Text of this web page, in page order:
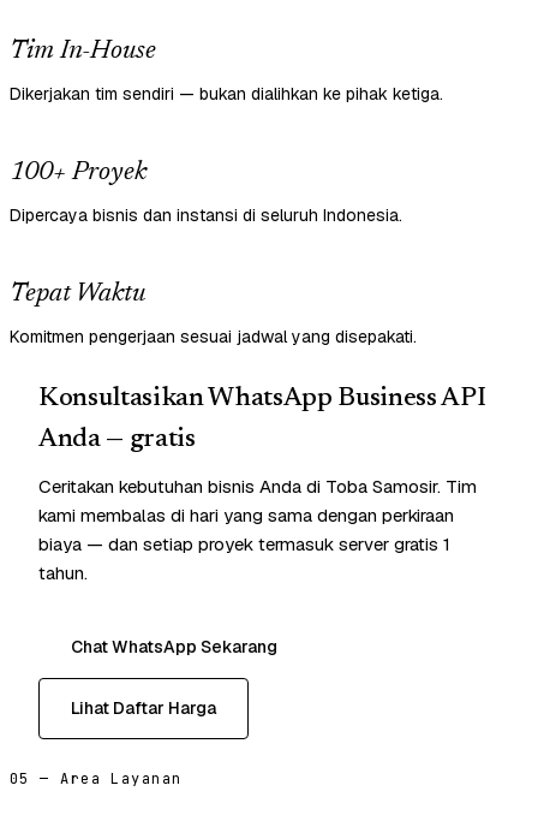
Tim In-House
Dikerjakan tim sendiri — bukan dialihkan ke pihak ketiga.
100+ Proyek
Dipercaya bisnis dan instansi di seluruh Indonesia.
Tepat Waktu
Komitmen pengerjaan sesuai jadwal yang disepakati.
Konsultasikan WhatsApp Business API
Anda — gratis
Ceritakan kebutuhan bisnis Anda di Toba Samosir. Tim
kami membalas di hari yang sama dengan perkiraan
biaya — dan setiap proyek termasuk server gratis 1
tahun.
Chat WhatsApp Sekarang
Lihat Daftar Harga
05 — Area Layanan